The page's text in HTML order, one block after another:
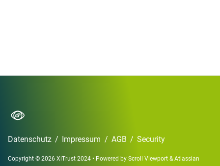
Datenschutz / Impressum / AGB / Security
Copyright © 2026 XiTrust 2024 • Powered by Scroll Viewport &Atlassian